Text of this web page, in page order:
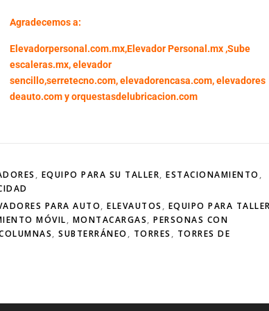
Agradecemos a:
Elevadorpersonal.com.mx,Elevador Personal.mx ,Sube
escaleras.mx,elevador
sencillo,serretecno.com,elevadorencasa.com,elevadores
deauto.comyorquestasdelubricacion.com
, EQUIPO PARA SU TALLER, ESTACIONAMIENTO ,
PARA AUTO, ELEVAUTOS , EQUIPO PARA
MÓVIL, MONTACARGAS, PERSONAS CON
, SUBTERRÁNEO , TORRES , TORRES DE